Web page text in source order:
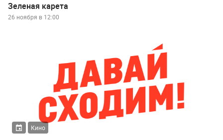
Зеленая карета
26 ноября в 12:00
Кино